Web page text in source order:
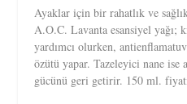
Ayaklar için bir rahatlık ve
A.O.C. Lavanta esansiyel yağı;
yardımcı olurken,
özütü yapar. Tazeleyici nane
gücünü geri getirir. 150 ml.